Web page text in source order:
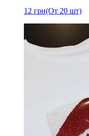
12 грн(От 20 шт)